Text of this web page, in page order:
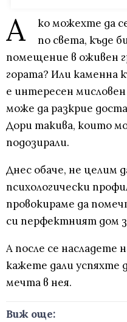
А
ко можехте да
по света, къде
помещение в оживен
гората? Или каменна
е интересен
може да разкрие
Дори такива, които
подозирали.
Днес обаче, не целим
психологически
провокираме да
си перфектният дом
А после се насладете
кажете дали успяхте
мечта в нея.
Виж още: